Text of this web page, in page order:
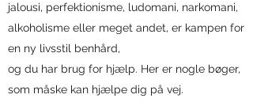
jalousi, perfektionisme, ludomani, narkomani,
alkoholisme eller meget andet, er kampen for
en ny livsstil benhård,
og du har brug for hjælp. Her er nogle bøger,
som måske kan hjælpe dig på vej.